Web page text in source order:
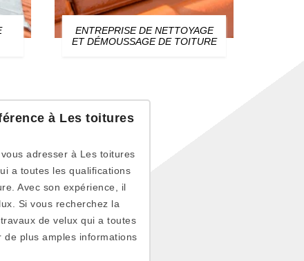
ENTREPRISE DE NETTOYAGE
ET DÉMOUSSAGE DE TOITURE
à Les toitures
adresser à Les toitures
a toutes les qualifications
Avec son expérience, il
Si vous recherchez la
de velux qui a toutes
de plus amples informations